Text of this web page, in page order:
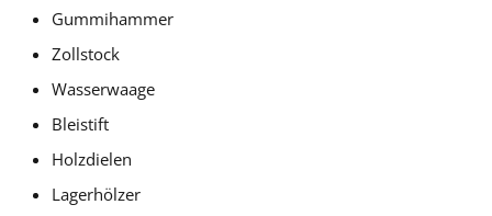
Gummihammer
Zollstock
Wasserwaage
Bleistift
Holzdielen
Lagerhölzer